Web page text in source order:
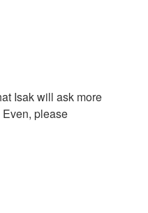
Isak will ask more
Even, please